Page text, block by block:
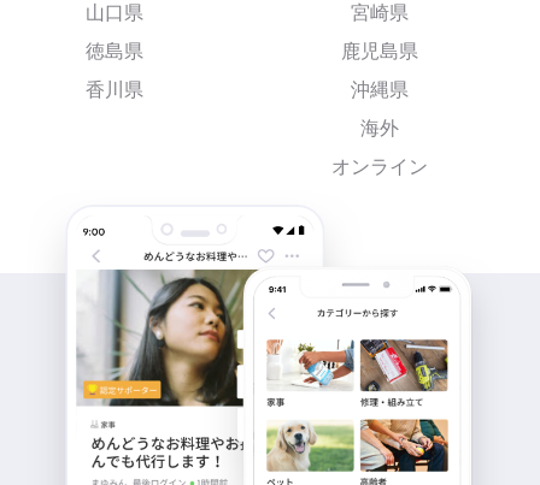
山口県
徳島県
香川県
宮崎県
鹿児島県
沖縄県
海外
オンライン